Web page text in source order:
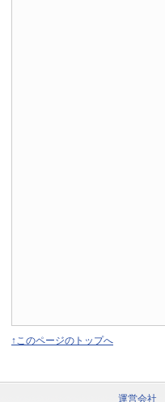
↑このページのトップへ
運営会社